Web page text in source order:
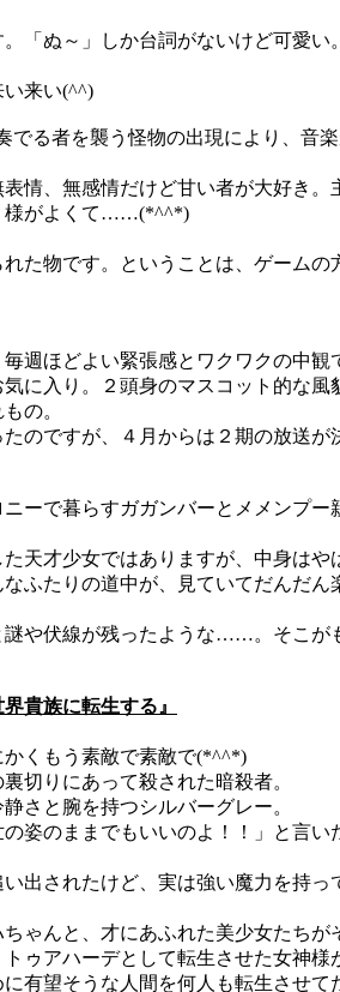
「ぬ～」しか台詞がないけど可愛
来い(^^)
でる者を襲う怪物の出現により、音
、無感情だけど甘い者が大好き。
様がよくて……(*^^*)
物です。ということは、ゲーム
週ほどよい緊張感とワクワクの中観
入り。２頭身のマスコット的な
の。
のですが、４月からは２期の放送が
ーで暮らすガガンバーとメメンプ
才少女ではありますが、中身はや
たりの道中が、見ていてだんだん
や伏線が残ったような……。そこが
貴族に転生する』
くもう素敵で素敵で(*^^*)
切りにあって殺された暗殺者。
さと腕を持つシルバーグレー。
のままでもいいのよ！！」と言
されたけど、実は強い魔力を持っ
ゃんと、才にあふれた美少女たちが
アハーデとして転生させた女神様
望そうな人間を何人も転生させ